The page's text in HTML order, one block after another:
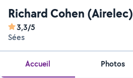
Richard Cohen (Airelec)
3,3/5
Sées
Accueil Photos